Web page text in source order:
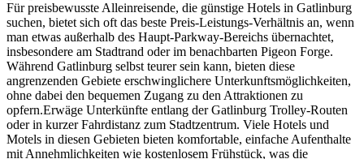
Für preisbewusste Alleinreisende, die günstige Hotels in Gatlinburg
suchen, bietet sich oft das beste Preis-Leistungs-Verhältnis an, wenn
man etwas außerhalb des Haupt-Parkway-Bereichs übernachtet,
insbesondere am Stadtrand oder im benachbarten Pigeon Forge.
Während Gatlinburg selbst teurer sein kann, bieten diese
angrenzenden Gebiete erschwinglichere Unterkunftsmöglichkeiten,
ohne dabei den bequemen Zugang zu den Attraktionen zu
opfern.Erwäge Unterkünfte entlang der Gatlinburg Trolley-Routen
oder in kurzer Fahrdistanz zum Stadtzentrum. Viele Hotels und
Motels in diesen Gebieten bieten komfortable, einfache Aufenthalte
mit Annehmlichkeiten wie kostenlosem Frühstück, was die